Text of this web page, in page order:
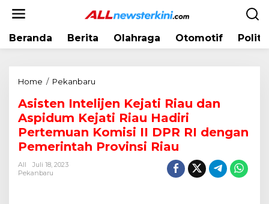
Beranda Berita Olahraga Otomotif
Home / Pekanbaru
s
t
e
n
Asisten Intelijen Kejati Riau dan
Aspidum Kejati Riau Hadiri
Pertemuan Komisi II DPR RI dengan
Pemerintah Provinsi Riau
All
Juli 18, 2023
Pekanbaru